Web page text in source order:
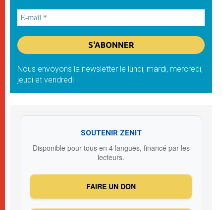
Nous envoyons la newsletter le lundi, mardi, mercredi,
jeudi et vendredi
SOUTENIR ZENIT
Disponible pour tous en 4 langues, financé par les
lecteurs.
FAIRE UN DON